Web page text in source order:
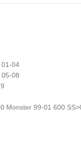
01-04
08
Monster 99-01 600